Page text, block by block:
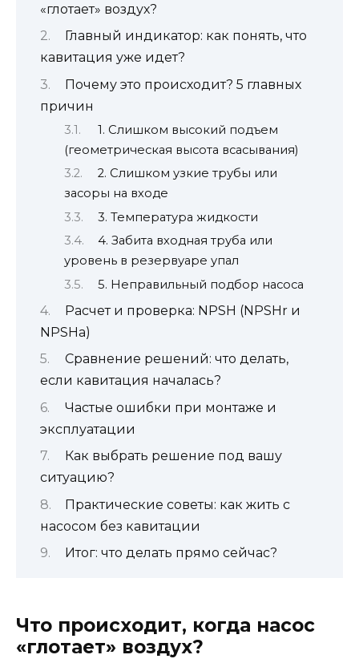
«глотает» воздух?
Главный индикатор: как понять, что
кавитация уже идет?
Почему это происходит? 5 главных
причин
1. Слишком высокий подъем
(геометрическая высота всасывания)
2. Слишком узкие трубы или
засоры на входе
3. Температура жидкости
4. Забита входная труба или
уровень в резервуаре упал
5. Неправильный подбор насоса
Расчет и проверка: NPSH (NPSHr и
NPSHa)
Сравнение решений: что делать,
если кавитация началась?
Частые ошибки при монтаже и
эксплуатации
Как выбрать решение под вашу
ситуацию?
Практические советы: как жить с
насосом без кавитации
Итог: что делать прямо сейчас?
Что происходит, когда насос
«глотает» воздух?